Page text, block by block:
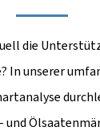
die
In unserer
und